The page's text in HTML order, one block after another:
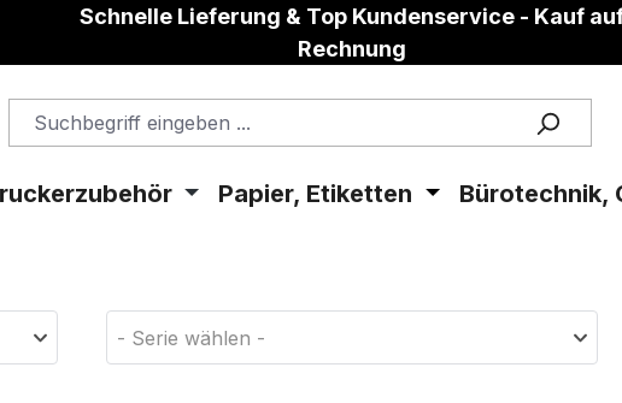
Schnelle Lieferung & Top Kundenservice - Kauf
Rechnung
Papier, Etiketten Bürotechnik,
- Serie wählen -